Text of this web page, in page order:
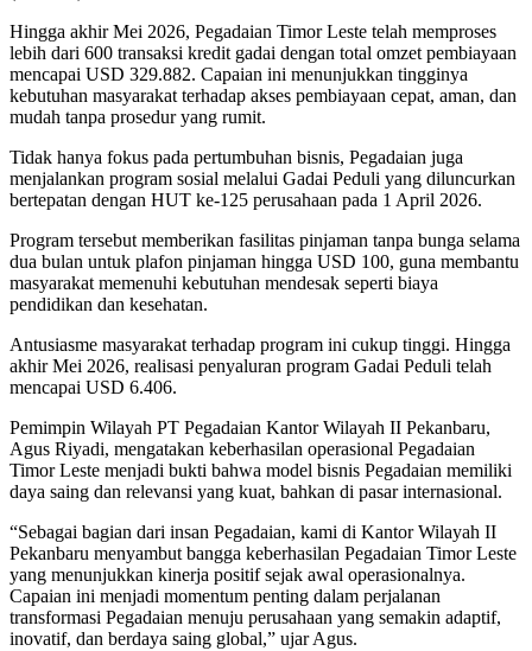
Hingga akhir Mei 2026, Pegadaian Timor Leste telah memproses
lebih dari 600 transaksi kredit gadai dengan total omzet pembiayaan
mencapai USD 329.882. Capaian ini menunjukkan tingginya
kebutuhan masyarakat terhadap akses pembiayaan cepat, aman, dan
mudah tanpa prosedur yang rumit.
Tidak hanya fokus pada pertumbuhan bisnis, Pegadaian juga
menjalankan program sosial melalui Gadai Peduli yang diluncurkan
bertepatan dengan HUT ke-125 perusahaan pada 1 April 2026.
Program tersebut memberikan fasilitas pinjaman tanpa bunga selama
dua bulan untuk plafon pinjaman hingga USD 100, guna membantu
masyarakat memenuhi kebutuhan mendesak seperti biaya
pendidikan dan kesehatan.
Antusiasme masyarakat terhadap program ini cukup tinggi. Hingga
akhir Mei 2026, realisasi penyaluran program Gadai Peduli telah
mencapai USD 6.406.
Pemimpin Wilayah PT Pegadaian Kantor Wilayah II Pekanbaru,
Agus Riyadi, mengatakan keberhasilan operasional Pegadaian
Timor Leste menjadi bukti bahwa model bisnis Pegadaian memiliki
daya saing dan relevansi yang kuat, bahkan di pasar internasional.
“Sebagai bagian dari insan Pegadaian, kami di Kantor Wilayah II
Pekanbaru menyambut bangga keberhasilan Pegadaian Timor Leste
yang menunjukkan kinerja positif sejak awal operasionalnya.
Capaian ini menjadi momentum penting dalam perjalanan
transformasi Pegadaian menuju perusahaan yang semakin adaptif,
inovatif, dan berdaya saing global,” ujar Agus.